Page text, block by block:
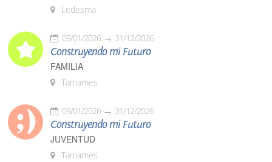
Ledesma
09/01/2026 31/12/2026
Construyendo mi Futuro
FAMILIA
Tamames
09/01/2026 31/12/2026
Construyendo mi Futuro
JUVENTUD
Tamames